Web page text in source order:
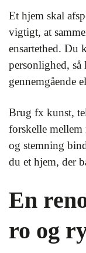
Et hjem skal
vigtigt, at
ensartethed. Du
personlighed,
gennemgående
Brug fx kunst,
forskelle mellem
og stemning
du et hjem, der
En
ro og